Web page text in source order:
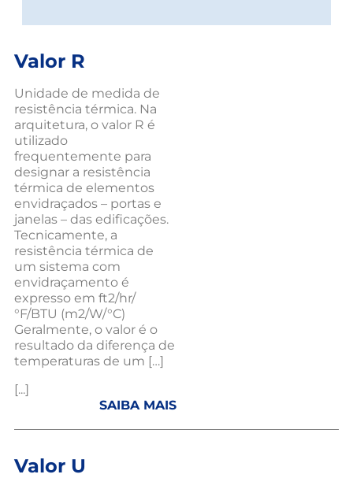
Valor R
Unidade de medida de
resistência térmica. Na
arquitetura, o valor R é
utilizado
frequentemente para
designar a resistência
térmica de elementos
envidraçados – portas e
janelas – das edificações.
Tecnicamente, a
resistência térmica de
um sistema com
envidraçamento é
expresso em ft2/hr/
°F/BTU (m2/W/°C)
Geralmente, o valor é o
resultado da diferença de
temperaturas de um […]
[...]
SAIBA MAIS
Valor U